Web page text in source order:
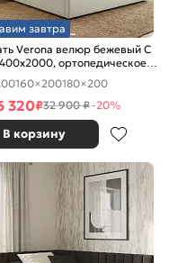
завтра
Verona велюр бежевый С
ортопедическое
изголовье мягкое
160×200180×200
320₽32 900 ₽-20%
В корзину